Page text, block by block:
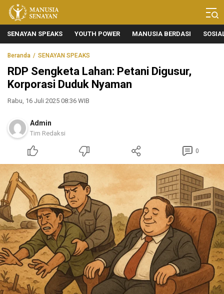
Manusia Senayan
Manusia Bicara, Senayan Bersuara
SENAYAN SPEAKS YOUTH POWER MANUSIA BERDASI
Beranda SENAYAN SPEAKS
RDP Sengketa Lahan: Petani Digusur,
Korporasi Duduk Nyaman
Rabu, 16 Juli 2025 08:36 WIB
Admin
Tim Redaksi
0